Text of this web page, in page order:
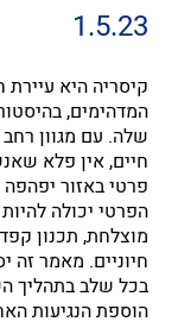
1.5.23
קיסריה היא עיירת
המדהימים,
שלה. עם מגוון
חיים, אין פלא
פרטי באזור
הפרטי יכולה
מוצלחת, תכנון
חיוניים. מאמר זה
בכל שלב בתהליך
הוספת הנגיעות